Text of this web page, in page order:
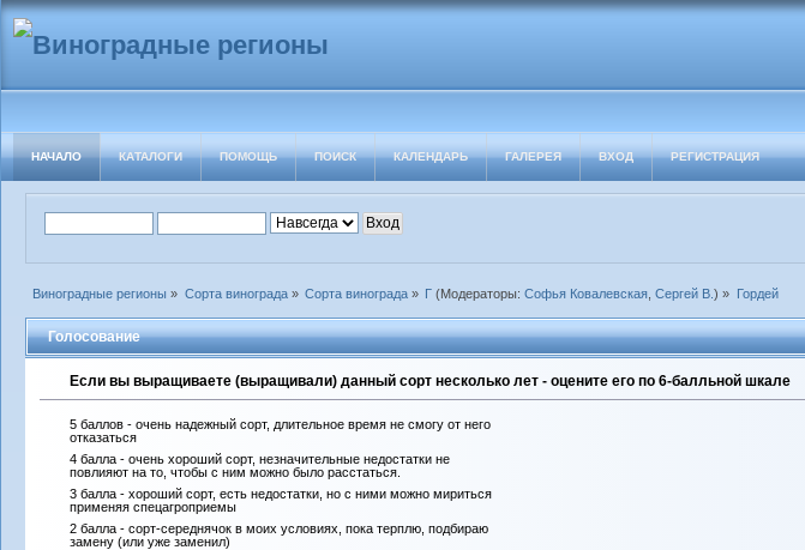
НАЧАЛО КАТАЛОГИ ПОМОЩЬ ПОИСК КАЛЕНДАРЬ ГАЛЕРЕЯ ВХОД РЕГИСТРАЦИЯ
Виноградные регионы » Сорта винограда» Сорта винограда» Г (Модераторы:Софья Ковалевская,Сергей В.) » Гордей
Голосование
Если вы выращиваете (выращивали) данный сорт несколько лет - оцените его по 6-балльной шкале
5 баллов - очень надежный сорт, длительное время не смогу от него
отказаться
4 балла - очень хороший сорт, незначительные недостатки не
повлияют на то, чтобы с ним можно было расстаться.
3 балла - хороший сорт, есть недостатки, но с ними можно мириться
применяя спецагроприемы
2 балла - сорт-середнячок в моих условиях, пока терплю, подбираю
замену (или уже заменил)